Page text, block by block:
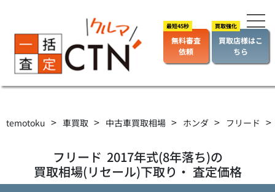
無料審査
依頼
買取店様はこ
ちら
temotoku > 車買取 > 中古車買取相場 > ホンダ > フリード >
フリード 2017年式(8年落ち)の
買取相場(リセール)下取り・ 査定価格